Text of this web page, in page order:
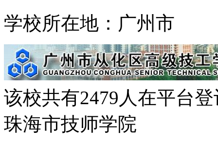
学校所在地：广州市
该校共有2479 人在平台
珠海市技师学院